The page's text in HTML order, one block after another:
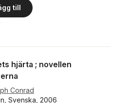
till
hjärta ; novellen
Conrad
Svenska, 2006